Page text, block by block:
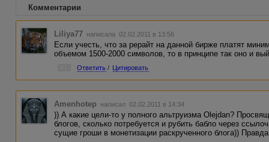
Комментарии
Liliya77 написала 02.02.2011 в 13:56
Если учесть, что за рерайт на данной бирже платят
объемом 1500-2000 символов, то в принципе так оно и
Ответить / Цитировать
Amenhotep написал 02.02.2011 в 14:34
)) А какие цели-то у полного альтруизма Olejdan?
блогов, сколько потребуется и рубить бабло через
сущие гроши в монетизации раскрученного блога))